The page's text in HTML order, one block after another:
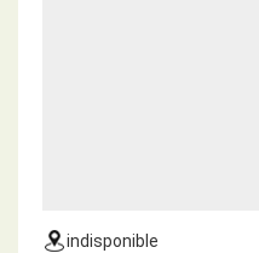
indisponible